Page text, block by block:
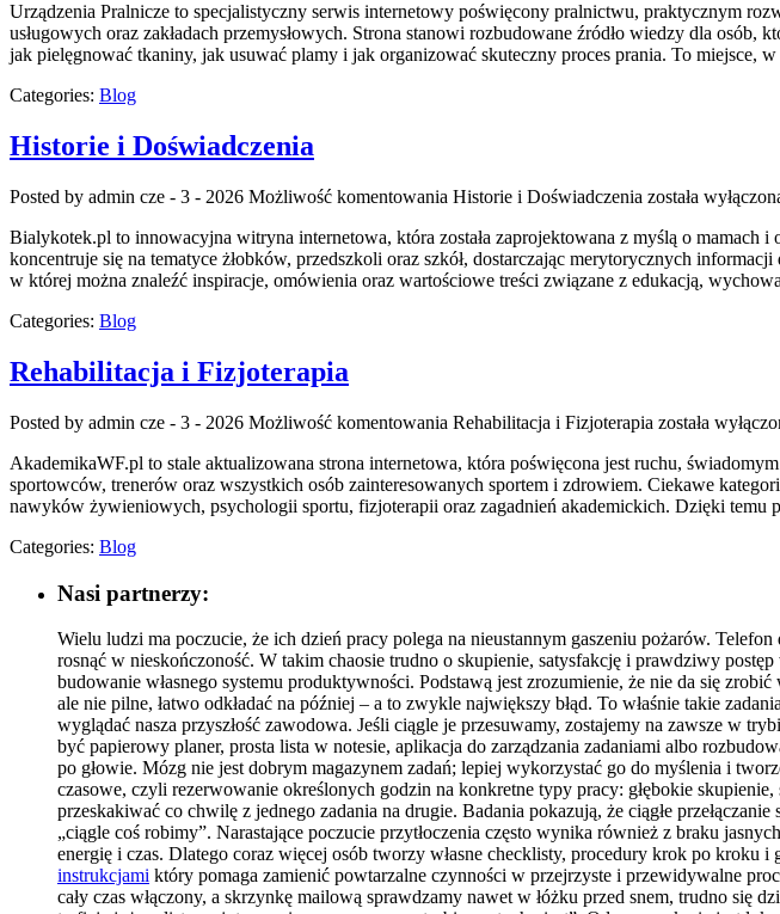
Urządzenia Pralnicze to specjalistyczny serwis internetowy poświęcony pralnictwu, praktycznym
usługowych oraz zakładach przemysłowych. Strona stanowi rozbudowane źródło wiedzy dla
jak pielęgnować tkaniny, jak usuwać plamy i jak organizować skuteczny proces prania. To
Categories: Blog
Historie i Doświadczenia
Posted by admin cze - 3 - 2026 Możliwość komentowania Historie i Doświadczenia została
Bialykotek.pl to innowacyjna witryna internetowa, która została zaprojektowana z myślą o
koncentruje się na tematyce żłobków, przedszkoli oraz szkół, dostarczając merytorycznych
w której można znaleźć inspiracje, omówienia oraz wartościowe treści związane z edukacją,
Categories: Blog
Rehabilitacja i Fizjoterapia
Posted by admin cze - 3 - 2026 Możliwość komentowania Rehabilitacja i Fizjoterapia została
AkademikaWF.pl to stale aktualizowana strona internetowa, która poświęcona jest ruchu,
sportowców, trenerów oraz wszystkich osób zainteresowanych sportem i zdrowiem. Ciekawe
nawyków żywieniowych, psychologii sportu, fizjoterapii oraz zagadnień akademickich. Dzięki
Categories: Blog
Nasi partnerzy:
Wielu ludzi ma poczucie, że ich dzień pracy polega na nieustannym gaszeniu pożarów.
rosnąć w nieskończoność. W takim chaosie trudno o skupienie, satysfakcję i prawdziwy
budowanie własnego systemu produktywności. Podstawą jest zrozumienie, że nie da się
ale nie pilne, łatwo odkładać na później – a to zwykle największy błąd. To właśnie takie
wyglądać nasza przyszłość zawodowa. Jeśli ciągle je przesuwamy, zostajemy na zawsze w
być papierowy planer, prosta lista w notesie, aplikacja do zarządzania zadaniami albo
po głowie. Mózg nie jest dobrym magazynem zadań; lepiej wykorzystać go do myślenia i
czasowe, czyli rezerwowanie określonych godzin na konkretne typy pracy: głębokie
przeskakiwać co chwilę z jednego zadania na drugie. Badania pokazują, że ciągłe
„ciągle coś robimy”. Narastające poczucie przytłoczenia często wynika również z braku
energię i czas. Dlatego coraz więcej osób tworzy własne checklisty, procedury krok po
instrukcjami który pomaga zamienić powtarzalne czynności w przejrzyste i przewidywalne
cały czas włączony, a skrzynkę mailową sprawdzamy nawet w łóżku przed snem, trudno